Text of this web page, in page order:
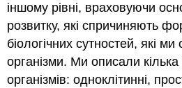
іншому рівні, враховуючи
розвитку, які спричиняють
біологічних сутностей, які
організми. Ми описали
організмів: одноклітинні,